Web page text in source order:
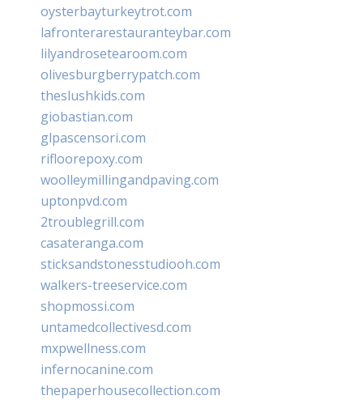
oysterbayturkeytrot.com
lafronterarestauranteybar.com
lilyandrosetearoom.com
olivesburgberrypatch.com
theslushkids.com
giobastian.com
glpascensori.com
rifloorepoxy.com
woolleymillingandpaving.com
uptonpvd.com
2troublegrill.com
casateranga.com
sticksandstonesstudiooh.com
walkers-treeservice.com
shopmossi.com
untamedcollectivesd.com
mxpwellness.com
infernocanine.com
thepaperhousecollection.com